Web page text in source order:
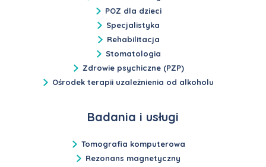
POZ dla dzieci
Specjalistyka
Rehabilitacja
Stomatologia
Zdrowie psychiczne (PZP)
Ośrodek terapii uzależnienia od alkoholu
Badania i usługi
Tomografia komputerowa
Rezonans magnetyczny